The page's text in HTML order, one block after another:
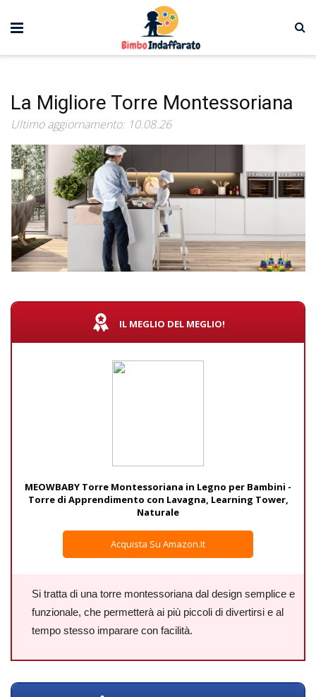
La Migliore Torre Montessoriana
Ultimo aggiornamento: 10.08.26
IL MEGLIO DEL MEGLIO!
MEOWBABY Torre Montessoriana in Legno per Bambini -
Torre di Apprendimento con Lavagna, Learning Tower,
Naturale
Acquista Su Amazon.it
Si tratta di una torre montessoriana dal design semplice e
funzionale, che permetterà ai più piccoli di divertirsi e al
tempo stesso imparare con facilità.